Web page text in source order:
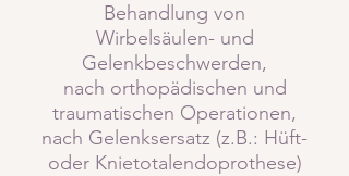
Behandlung von
Wirbelsäulen- und
Gelenkbeschwerden,
nach orthopädischen und
traumatischen Operationen,
nach Gelenksersatz (z.B.: Hüft-
oder Knietotalendoprothese)